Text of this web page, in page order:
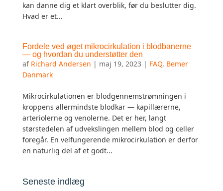
kan danne dig et klart overblik, før du beslutter dig.
Hvad er et...
Fordele ved øget mikrocirkulation i blodbanerne
— og hvordan du understøtter den
af Richard Andersen | maj 19, 2023 | FAQ, Bemer
Danmark
Mikrocirkulationen er blodgennemstrømningen i
kroppens allermindste blodkar — kapillærerne,
arteriolerne og venolerne. Det er her, langt
størstedelen af udvekslingen mellem blod og celler
foregår. En velfungerende mikrocirkulation er derfor
en naturlig del af et godt...
Seneste indlæg